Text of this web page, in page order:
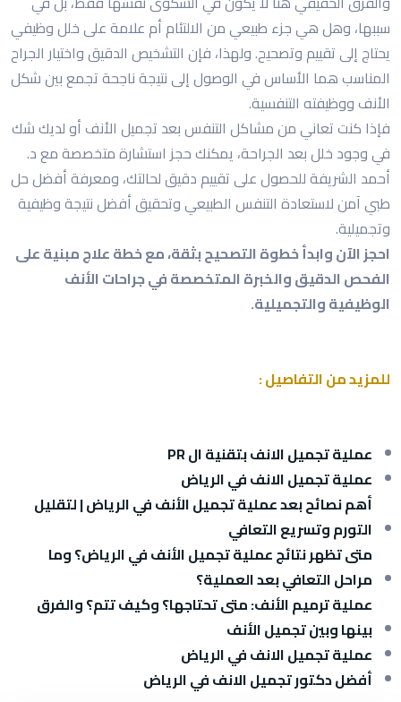
سببها، وهل هي جزء طبيعي من الالتئام أم علامة على خلل وظيفي
يحتاج إلى تقييم وتصحيح. ولهذا، فإن التشخيص الدقيق واختيار الجراح
المناسب هما الأساس في الوصول إلى نتيجة ناجحة تجمع بين شكل
الأنف ووظيفته التنفسية.
فإذا كنت تعاني من مشاكل التنفس بعد تجميل الأنف أو لديك شك
في وجود خلل بعد الجراحة، يمكنك حجز استشارة متخصصة مع د.
أحمد الشريفة للحصول على تقييم دقيق لحالتك، ومعرفة أفضل حل
طبي آمن لاستعادة التنفس الطبيعي وتحقيق أفضل نتيجة وظيفية
وتجميلية.
احجز الآن وابدأ خطوة التصحيح بثقة، مع خطة علاج مبنية على
الفحص الدقيق والخبرة المتخصصة في جراحات الأنف
الوظيفية والتجميلية.
للمزيد من التفاصيل :
عملية تجميل الانف بتقنية ال PR
عملية تجميل الانف في الرياض
أهم نصائح بعد عملية تجميل الأنف في الرياض | لتقليل
التورم وتسريع التعافي
متى تظهر نتائج عملية تجميل الأنف في الرياض؟ وما
مراحل التعافي بعد العملية؟
عملية ترميم الأنف: متى تحتاجها؟ وكيف تتم؟ والفرق
بينها وبين تجميل الأنف
عملية تجميل الانف في الرياض
أفضل دكتور تجميل الانف في الرياض